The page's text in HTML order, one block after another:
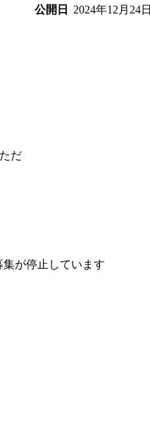
だ
公開日 2024年12月24日
集が停止しています